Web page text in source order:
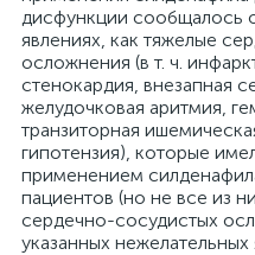
дисфункции сообщалось
явлениях, как тяжелые
осложнения (в т. ч.
стенокардия, внезапная
желудочковая аритмия,
транзиторная
гипотензия), которые
применением
пациентов (но не все из
сердечно-сосудистых
указанных